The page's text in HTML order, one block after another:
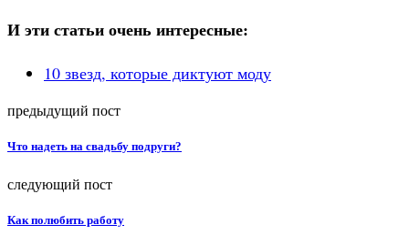
И эти статьи очень интересные:
10 звезд, которые диктуют моду
предыдущий пост
Что надеть на свадьбу подруги?
следующий пост
Как полюбить работу